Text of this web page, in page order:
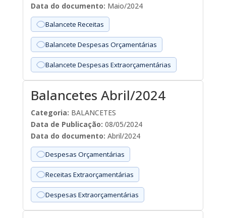
Data do documento: Maio/2024
Balancete Receitas
Balancete Despesas Orçamentárias
Balancete Despesas Extraorçamentárias
Balancetes Abril/2024
Categoria: BALANCETES
Data de Publicação: 08/05/2024
Data do documento: Abril/2024
Despesas Orçamentárias
Receitas Extraorçamentárias
Despesas Extraorçamentárias